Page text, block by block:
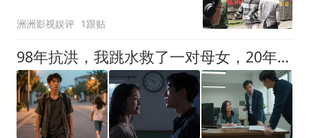
洲洲影视娱评 1跟贴
98年抗洪，我跳水救了一对母女，20年后我去当保安，面试官却说董事长要亲自见我，推开门后我当场愣住